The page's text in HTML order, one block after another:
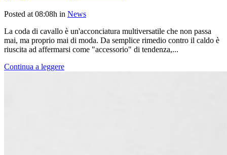
Posted at 08:08h in News
La coda di cavallo è un'acconciatura multiversatile che non passa
mai, ma proprio mai di moda. Da semplice rimedio contro il caldo è
riuscita ad affermarsi come "accessorio" di tendenza,...
Continua a leggere